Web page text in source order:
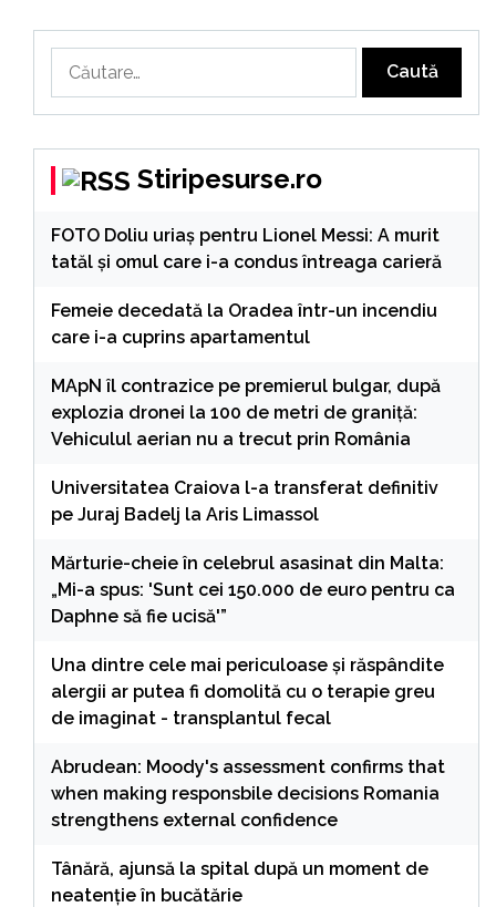
după:
Stiripesurse.ro
FOTO Doliu uriaș pentru Lionel Messi: A murit
tatăl și omul care i-a condus întreaga carieră
Femeie decedată la Oradea într-un incendiu
care i-a cuprins apartamentul
MApN îl contrazice pe premierul bulgar, după
explozia dronei la 100 de metri de graniță:
Vehiculul aerian nu a trecut prin România
Universitatea Craiova l-a transferat definitiv
pe Juraj Badelj la Aris Limassol
Mărturie-cheie în celebrul asasinat din Malta:
„Mi-a spus: 'Sunt cei 150.000 de euro pentru ca
Daphne să fie ucisă'”
Una dintre cele mai periculoase și răspândite
alergii ar putea fi domolită cu o terapie greu
de imaginat - transplantul fecal
Abrudean: Moody's assessment confirms that
when making responsbile decisions Romania
strengthens external confidence
Tânără, ajunsă la spital după un moment de
neatenție în bucătărie